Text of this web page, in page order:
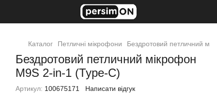
Каталог Петличні мікрофони Бездротовий петличний
Бездротовий петличний мікрофон
M9S 2-in-1 (Type-C)
Артикул: 100675171 Написати відгук